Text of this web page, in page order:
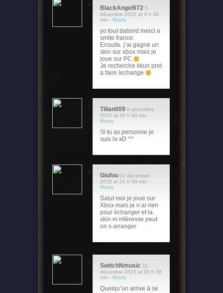
BlackAngel972 5
décembre 2015 at 3 h 30
min - Reply
yo tout dabord merci a
smite france.
Ensuite. j’ai gagné un
skin sur xbox mais je
joue sur PC
Je recherche kkun pret
a faire lechange
Tilian009 8 décembre
2015 at 20 h 34 min -
Reply
Si tu as personne je
suis la xD ^^
Giufou 11 décembre
2015 at 21 h 54 min -
Reply
Salut moi je joue sur
Xbox mais je n ai rien
pour échanger et la
skin m intéresse peut
on s arranger
SwitchNmusic 11
décembre 2015 at 20 h 38
min - Reply
Quelqu’un arrive à se